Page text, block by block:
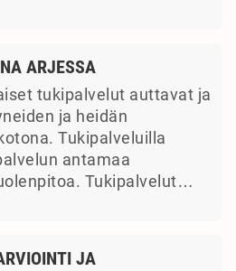
ARJESSA
tukipalvelut auttavat ja
ja heidän
Tukipalveluilla
antamaa
Tukipalvelut…
JA